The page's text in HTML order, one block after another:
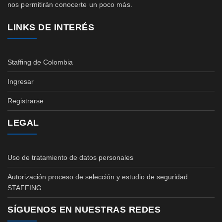
nos permitirán conocerte un poco más.
LINKS DE INTERÉS
Staffing de Colombia
Ingresar
Registrarse
LEGAL
Uso de tratamiento de datos personales
Autorización proceso de selección y estudio de seguridad
STAFFING
SÍGUENOS EN NUESTRAS REDES